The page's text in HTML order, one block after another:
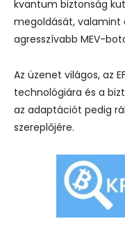
kvantum biztonság
megoldását, valamint
agresszívabb MEV-
Az üzenet világos, az
technológiára és a
az adaptációt pedig
szereplőjére.